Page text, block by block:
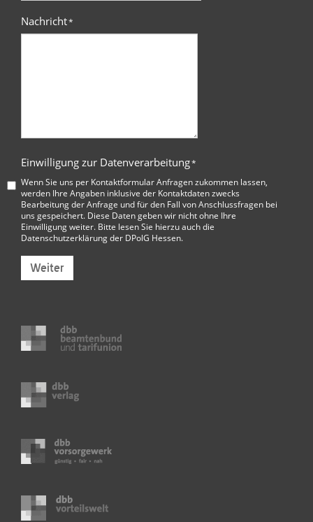
Nachricht*
Einwilligung zur Datenverarbeitung*
Wenn Sie uns per Kontaktformular Anfragen zukommen lassen,
werden Ihre Angaben inklusive der Kontaktdaten zwecks
Bearbeitung der Anfrage und für den Fall von Anschlussfragen bei
uns gespeichert. Diese Daten geben wir nicht ohne Ihre
Einwilligung weiter. Bitte lesen Sie hierzu auch die
Datenschutzerklärung der DPolG Hessen.
Weiter